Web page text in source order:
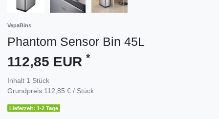
VepaBins
Phantom Sensor Bin 45L
112,85 EUR *
Inhalt 1 Stück
Grundpreis 112,85 € / Stück
Lieferzeit: 1-2 Tage